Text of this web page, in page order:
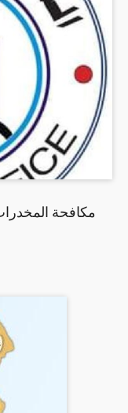
مكافحة